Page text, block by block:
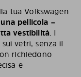
tua Volkswagen
pellicola –
vestibilità. I
vetri, senza il
richiedono
e